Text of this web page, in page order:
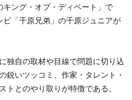
ング・オブ・ディベート」で
「千原兄弟」の千原ジュニアが
独自の取材や目線で問題に切り込
鋭いツッコミ、作家・タレント・
トとのやり取りが特徴である。